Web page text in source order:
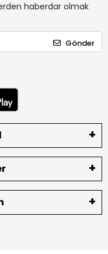
haberdar olmak
Gönder